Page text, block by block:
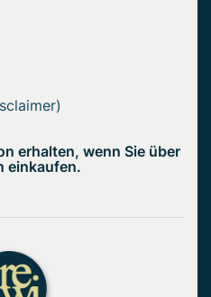
erhalten, wenn Sie über
einkaufen.